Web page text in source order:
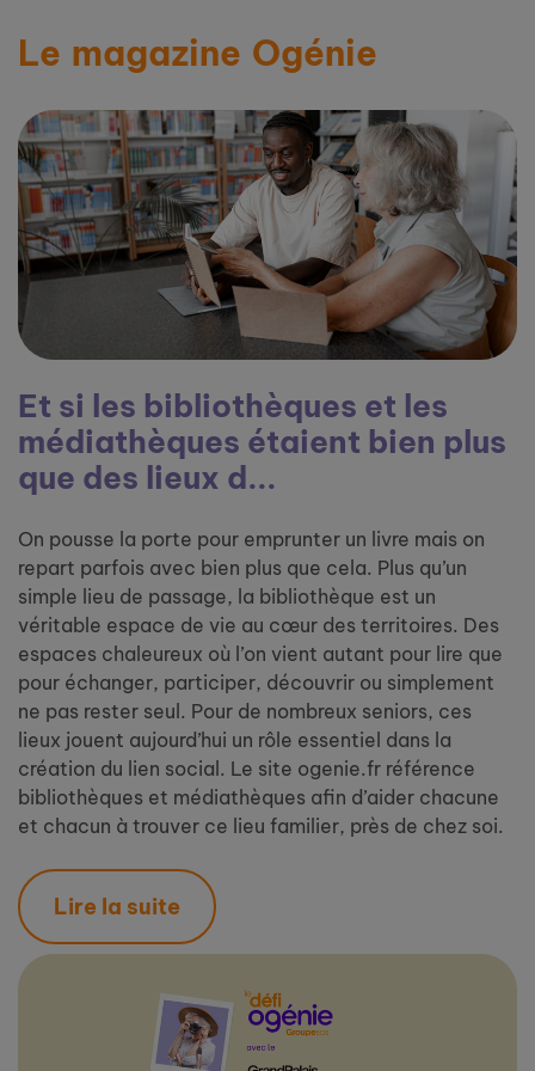
Le magazine Ogénie
Et si les bibliothèques et les
médiathèques étaient bien plus
que des lieux d...
On pousse la porte pour emprunter un livre mais on
repart parfois avec bien plus que cela. Plus qu’un
simple lieu de passage, la bibliothèque est un
véritable espace de vie au cœur des territoires. Des
espaces chaleureux où l’on vient autant pour lire que
pour échanger, participer, découvrir ou simplement
ne pas rester seul. Pour de nombreux seniors, ces
lieux jouent aujourd’hui un rôle essentiel dans la
création du lien social. Le site ogenie.fr référence
bibliothèques et médiathèques afin d’aider chacune
et chacun à trouver ce lieu familier, près de chez soi.
Lire la suite